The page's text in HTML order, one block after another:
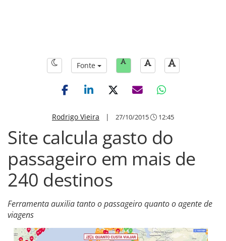
Fonte
Rodrigo Vieira | 27/10/2015 12:45
Site calcula gasto do
passageiro em mais de
240 destinos
Ferramenta auxilia tanto o passageiro quanto o agente de
viagens